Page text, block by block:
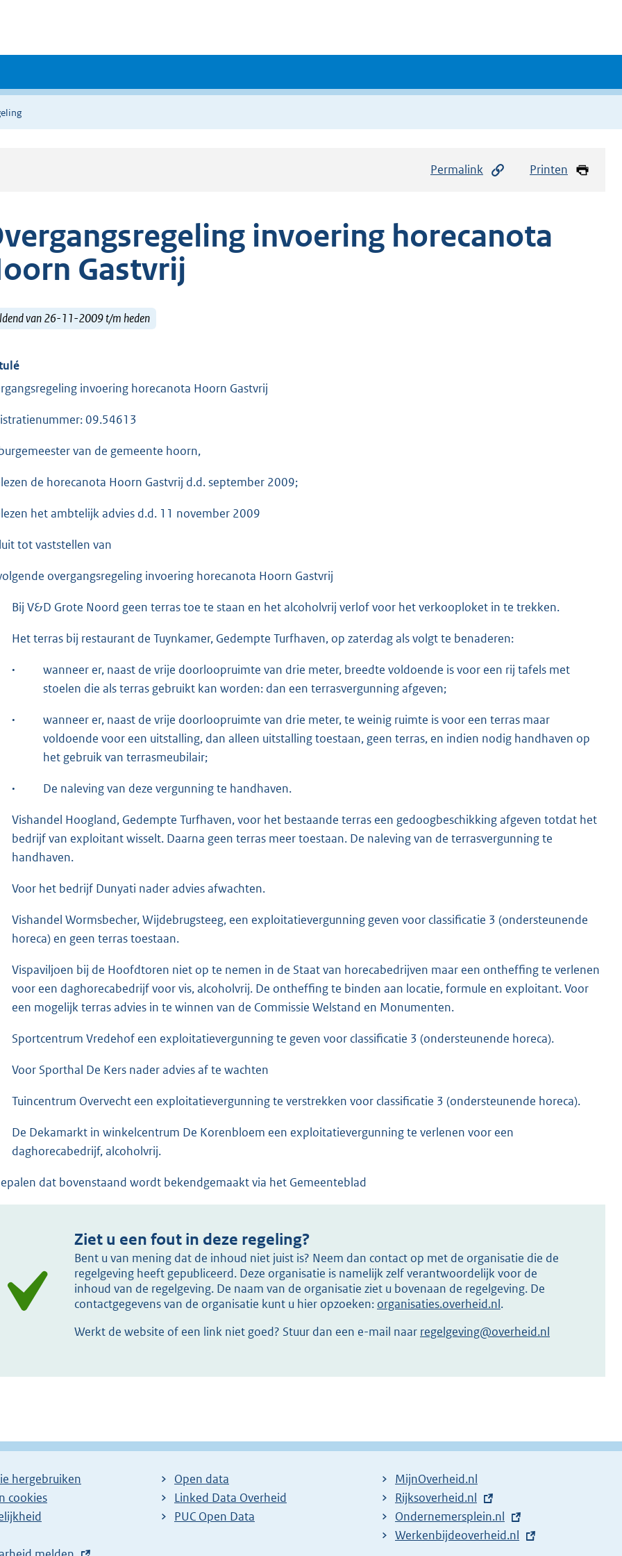
Permalink Printen
invoering horecanota
Gastvrij
van 26-11-2009 t/m heden
invoering horecanota Hoorn Gastvrij
09.54613
van de gemeente hoorn,
de horecanota Hoorn Gastvrij d.d. september 2009;
het ambtelijk advies d.d. 11 november 2009
tot vaststellen van
overgangsregeling invoering horecanota Hoorn Gastvrij
Bij V&D Grote Noord geen terras toe te staan en het alcoholvrij verlof voor het verkooploket in te trekken.
Het terras bij restaurant de Tuynkamer, Gedempte Turfhaven, op zaterdag als volgt te benaderen:
·
wanneer er, naast de vrije doorloopruimte van drie meter, breedte voldoende is voor een rij tafels met
stoelen die als terras gebruikt kan worden: dan een terrasvergunning afgeven;
·
wanneer er, naast de vrije doorloopruimte van drie meter, te weinig ruimte is voor een terras maar
voldoende voor een uitstalling, dan alleen uitstalling toestaan, geen terras, en indien nodig handhaven op
het gebruik van terrasmeubilair;
· De naleving van deze vergunning te handhaven.
Vishandel Hoogland, Gedempte Turfhaven, voor het bestaande terras een gedoogbeschikking afgeven totdat het
bedrijf van exploitant wisselt. Daarna geen terras meer toestaan. De naleving van de terrasvergunning te
handhaven.
Voor het bedrijf Dunyati nader advies afwachten.
Vishandel Wormsbecher, Wijdebrugsteeg, een exploitatievergunning geven voor classificatie 3 (ondersteunende
horeca) en geen terras toestaan.
Vispaviljoen bij de Hoofdtoren niet op te nemen in de Staat van horecabedrijven maar een ontheffing te verlenen
voor een daghorecabedrijf voor vis, alcoholvrij. De ontheffing te binden aan locatie, formule en exploitant. Voor
een mogelijk terras advies in te winnen van de Commissie Welstand en Monumenten.
Sportcentrum Vredehof een exploitatievergunning te geven voor classificatie 3 (ondersteunende horeca).
Voor Sporthal De Kers nader advies af te wachten
Tuincentrum Overvecht een exploitatievergunning te verstrekken voor classificatie 3 (ondersteunende horeca).
De Dekamarkt in winkelcentrum De Korenbloem een exploitatievergunning te verlenen voor een
daghorecabedrijf, alcoholvrij.
dat bovenstaand wordt bekendgemaakt via het Gemeenteblad
Ziet u een fout in deze regeling?
Bent u van mening dat de inhoud niet juist is? Neem dan contact op met de organisatie die de
regelgeving heeft gepubliceerd. Deze organisatie is namelijk zelf verantwoordelijk voor de
inhoud van de regelgeving. De naam van de organisatie ziet u bovenaan de regelgeving. De
contactgegevens van de organisatie kunt u hier opzoeken: organisaties.overheid.nl.
Werkt de website of een link niet goed? Stuur dan een e-mail naar regelgeving@overheid.nl
hergebruiken
cookies
Open data
Linked Data Overheid
PUC Open Data
MijnOverheid.nl
E
x
t
Rijksoverheid.nl
E
x
Ondernemersplein.nl
E
Werkenbijdeoverheid.nl